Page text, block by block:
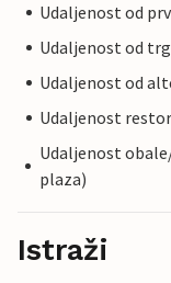
Udaljenost od
Udaljenost od
Udaljenost od
Udaljenost
Udaljenost
plaza)
Istraži